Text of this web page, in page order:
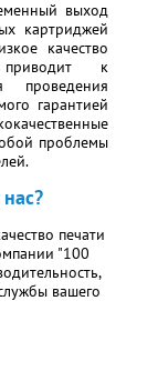
выход
картриджей
качество
к
проведения
гарантией
проблемы
печати
"100
вашего